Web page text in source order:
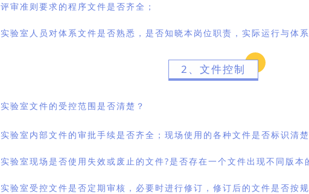
评审准则要求的程序文件是否齐全；
实验室人员对体系文件是否熟悉，是否知晓本岗位职责，实际运行与体系
2、文件控制
实验室文件的受控范围是否清楚？
实验室内部文件的审批手续是否齐全；现场使用的各种文件是否标识清楚
实验室现场是否使用失效或废止的文件?是否存在一个文件出现不同版本
实验室受控文件是否定期审核，必要时进行修订，修订后的文件是否按